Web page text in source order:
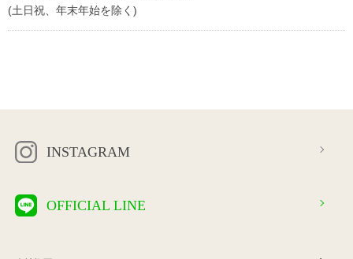
(土日祝、年末年始を除く)
INSTAGRAM
OFFICIAL LINE